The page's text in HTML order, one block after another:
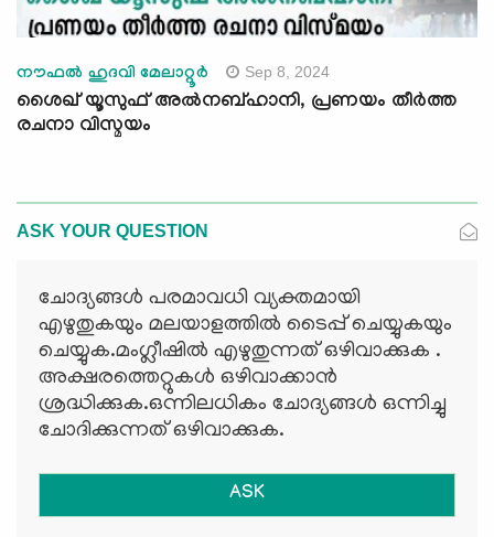
നൗഫൽ ഹുദവി മേലാറ്റൂർ Sep 8, 2024
ശൈഖ് യൂസുഫ് അല്‍നബ്ഹാനി, പ്രണയം തീര്‍ത്ത
രചനാ വിസ്മയം
ASK YOUR QUESTION
ചോദ്യങ്ങള്‍ പരമാവധി വ്യക്തമായി
എഴുതുകയും മലയാളത്തില്‍ ടൈപ്പ് ചെയ്യുകയും
ചെയ്യുക.മംഗ്ലീഷില്‍ എഴുതുന്നത് ഒഴിവാക്കുക .
അക്ഷരത്തെറ്റുകള്‍ ഒഴിവാക്കാന്‍
ശ്രദ്ധിക്കുക.ഒന്നിലധികം ചോദ്യങ്ങള്‍ ഒന്നിച്ചു
ചോദിക്കുന്നത് ഒഴിവാക്കുക.
ASK